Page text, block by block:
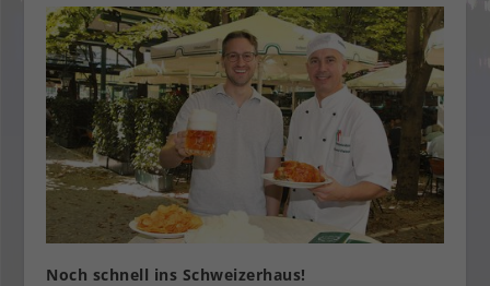
Noch schnell ins Schweizerhaus!